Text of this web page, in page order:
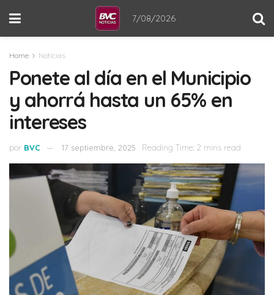
7/08/2026
Home Noticias
Ponete al día en el Municipio
y ahorrá hasta un 65% en
intereses
por BVC 17 septiembre, 2025 Reading Time: 2 mins read